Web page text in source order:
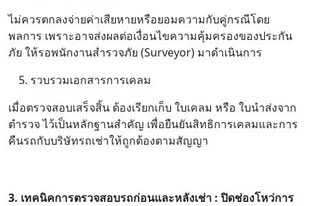
ไม่ควรตกลงจ่ายค่าเสียหายหรือยอมความกับคู่กรณีโดย
พลการ เพราะอาจส่งผลต่อเงื่อนไขความคุ้มครองของประกัน
ภัย ให้รอพนักงานสำรวจภัย (Surveyor) มาดำเนินการ
รวบรวมเอกสารการเคลม
เมื่อตรวจสอบเสร็จสิ้น ต้องเรียกเก็บ ใบเคลม หรือ ใบนำส่งจาก
ตำรวจ ไว้เป็นหลักฐานสำคัญ เพื่อยืนยันสิทธิการเคลมและการ
คืนรถกับบริษัทรถเช่าให้ถูกต้องตามสัญญา
3. เทคนิคการตรวจสอบรถก่อนและหลังเช่า : ปิดช่องโหว่การ